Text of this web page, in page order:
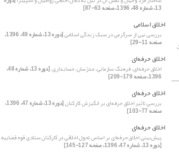
13، شماره 48، 1396، صفحه 63-87]
اخلاق اسلامی
بررسی نهی از سرگرمی در سبک زندگی اسلامی [دوره 13، شماره 49، 1396،
صفحه 11-29]
اخلاق حرفه‌‌‌‌‌ای
اخلاق حرفه‌‌‌‌‌ای، فرهنگ سازمانی، مدرّسان، حسابداری. [دوره 13، شماره 48،
1396، صفحه 179-209]
اخلاق حرفه‌ای
بررسی تاثیر اخلاق حرفه‌ای بر انگیزش کارکنان [دوره 13، شماره 47، 1396،
صفحه 77-103]
اخلاق حرفه‌ای
پیش‌بینی اخلاق حرفه‌ای بر اساس تحول اخلاقی در کارکنان ستادی قوه قضاییه
[دوره 13، شماره 47، 1396، صفحه 127-145]
[دوره 13،